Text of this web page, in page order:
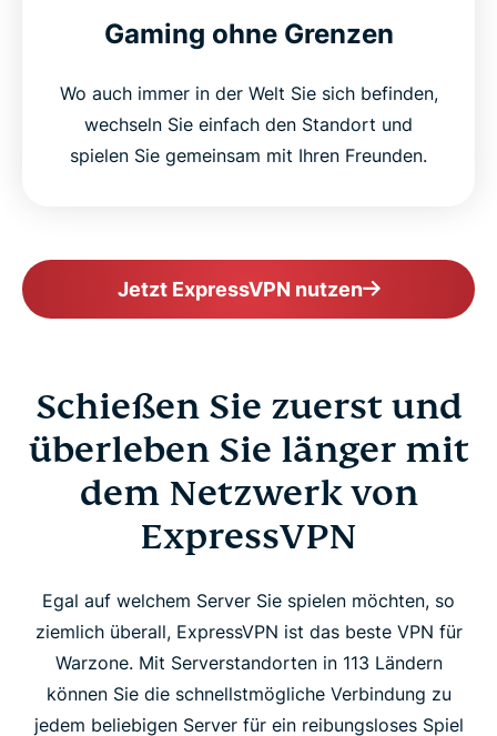
Gaming ohne Grenzen
Wo auch immer in der Welt Sie sich befinden,
wechseln Sie einfach den Standort und
spielen Sie gemeinsam mit Ihren Freunden.
Jetzt ExpressVPN nutzen
Schießen Sie zuerst und
überleben Sie länger mit
dem Netzwerk von
ExpressVPN
Egal auf welchem Server Sie spielen möchten, so
ziemlich überall, ExpressVPN ist das beste VPN für
Warzone. Mit Serverstandorten in 113 Ländern
können Sie die schnellstmögliche Verbindung zu
jedem beliebigen Server für ein reibungsloses Spiel